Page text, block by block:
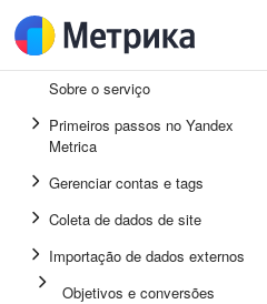
Sobre o serviço
Primeiros passos no Yandex
Metrica
Gerenciar contas e tags
Coleta de dados de site
Importação de dados externos
Objetivos e conversões